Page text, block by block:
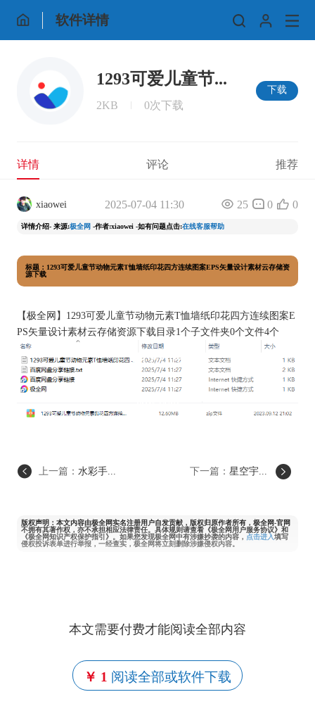
软件详情
1293可爱儿童节...
2KB 0次下载
下载
详情 评论 推荐
xiaowei 2025-07-04 11:30 25 0 0
详情介绍- 来源:极全网 -作者:xiaowei -如有问题点击:在线客服帮助
标题：1293可爱儿童节动物元素T恤墙纸印花四方连续图案EPS矢量设计素材云存储资
源下载
【极全网 】1293可爱儿童节动物元素T恤墙纸印花四方连续图案E
PS矢量设计素材云存储资源下载目录1个子文件夹0个文件4个
上一篇： 水彩手... 下一篇：星空宇...
版权声明：本文内容由极全网实名注册用户自发贡献，版权归原作者所有，极全网-官网
不拥有其著作权，亦不承担相应法律责任。具体规则请查看《极全网用户服务协议》和
《极全网知识产权保护指引》。如果您发现极全网中有涉嫌抄袭的内容， 点击进入填写
侵权投诉表单进行举报，一经查实，极全网将立刻删除涉嫌侵权内容。
本文需要付费才能阅读全部内容
￥ 1 阅读全部或软件下载